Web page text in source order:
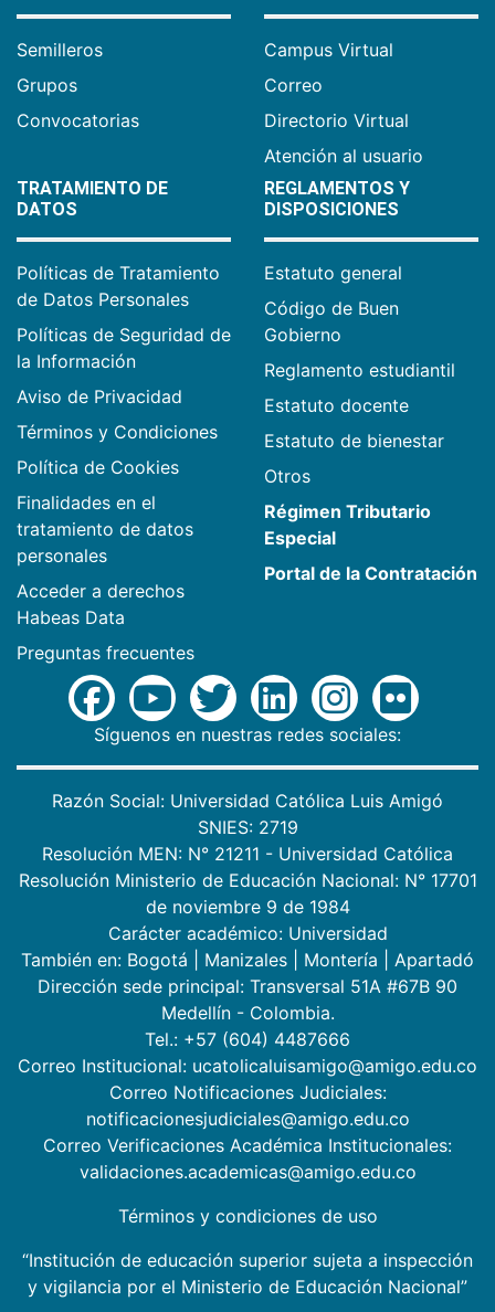
Semilleros
Grupos
Convocatorias
Campus Virtual
Correo
Directorio Virtual
Atención al usuario
TRATAMIENTO DE
DATOS
Políticas de Tratamiento
de Datos Personales
Políticas de Seguridad de
la Información
Aviso de Privacidad
Términos y Condiciones
Política de Cookies
Finalidades en el
tratamiento de datos
personales
Acceder a derechos
Habeas Data
Preguntas frecuentes
REGLAMENTOS Y
DISPOSICIONES
Estatuto general
Código de Buen
Gobierno
Reglamento estudiantil
Estatuto docente
Estatuto de bienestar
Otros
Régimen Tributario
Especial
Portal de la Contratación
Síguenos en nuestras redes sociales:
Razón Social: Universidad Católica Luis Amigó
SNIES: 2719
Resolución MEN: N° 21211 - Universidad Católica
Resolución Ministerio de Educación Nacional: N° 17701
de noviembre 9 de 1984
Carácter académico: Universidad
También en: Bogotá Manizales Montería
Apartadó
Dirección sede principal: Transversal 51A #67B 90
Medellín - Colombia.
Tel.: +57 (604) 4487666
Correo Institucional: ucatolicaluisamigo@amigo.edu.co
Correo Notificaciones Judiciales:
notificacionesjudiciales@amigo.edu.co
Correo Verificaciones Académica Institucionales:
validaciones.academicas@amigo.edu.co
Términos y condiciones de uso
“Institución de educación superior sujeta a inspección
y vigilancia por el Ministerio de Educación Nacional”